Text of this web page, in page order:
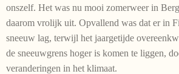
onszelf. Het was nu mooi zomerweer in
daarom vrolijk uit. Opvallend was dat er in
sneeuw lag, terwijl het jaargetijde
de sneeuwgrens hoger is komen te liggen,
veranderingen in het klimaat.